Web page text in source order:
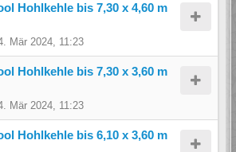
Hohlkehle bis 7,30 x 4,60 m
Mär 2024, 11:23
Hohlkehle bis 7,30 x 3,60 m
Mär 2024, 11:23
Hohlkehle bis 6,10 x 3,60 m